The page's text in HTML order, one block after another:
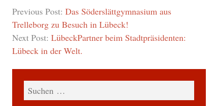
Previous Post: Das Söderslättgymnasium aus
Trelleborg zu Besuch in Lübeck!
Next Post: LübeckPartner beim Stadtpräsidenten:
Lübeck in der Welt.